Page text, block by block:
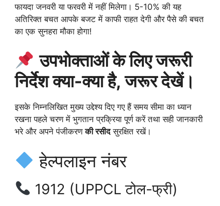
फायदा जनवरी या फरवरी में नहीं मिलेगा। 5-10% की यह
अतिरिक्त बचत आपके बजट में काफी राहत देगी और पैसे की बचत
का एक सुनहरा मौका होगा!
उपभोक्ताओं के लिए जरूरी
निर्देश क्या-क्या है, जरूर देखें।
इसके निम्नलिखित मुख्य उद्देश्य दिए गए हैं समय सीमा का ध्यान
रखना पहले चरण में भुगतान प्रक्रिया पूर्ण करें तथा सही जानकारी
भरे और अपने पंजीकरणकी रसीदसुरक्षित रखें।
हेल्पलाइन नंबर
1912 (UPPCL टोल-फ्री)